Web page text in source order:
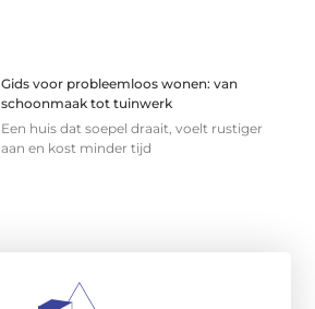
Gids voor probleemloos wonen: van
schoonmaak tot tuinwerk
Een huis dat soepel draait, voelt rustiger
aan en kost minder tijd